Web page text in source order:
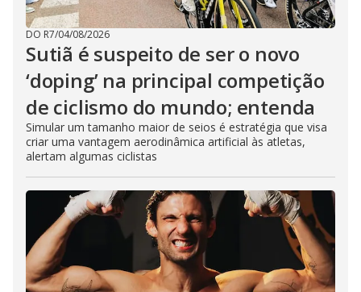
DO R7/04/08/2026
Sutiã é suspeito de ser o novo
‘doping’ na principal competição
de ciclismo do mundo; entenda
Simular um tamanho maior de seios é estratégia que visa
criar uma vantagem aerodinâmica artificial às atletas,
alertam algumas ciclistas